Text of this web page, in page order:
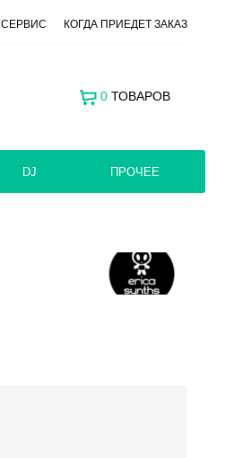
СЕРВИС КОГДА ПРИЕДЕТ ЗАКАЗ
0 ТОВАРОВ
DJ ПРОЧЕЕ